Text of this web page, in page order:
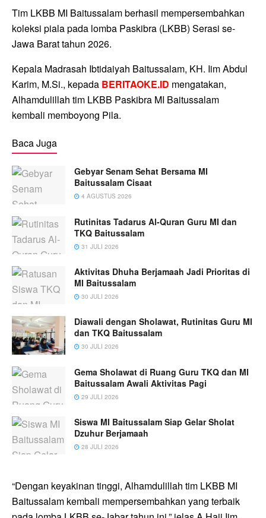
Tim LKBB MI Baitussalam berhasil mempersembahkan
koleksi piala pada lomba Paskibra (LKBB) Serasi se-
Jawa Barat tahun 2026.
Kepala Madrasah Ibtidaiyah Baitussalam, KH. Iim Abdul
Karim, M.Si., kepada BERITAOKE.ID mengatakan,
Alhamdulillah tim LKBB Paskibra MI Baitussalam
kembali memboyong Pila.
Baca Juga
Gebyar Senam Sehat Bersama MI
Baitussalam Cisaat
4 AGUSTUS 2026
Rutinitas Tadarus Al-Quran Guru MI dan
TKQ Baitussalam
31 JULI 2026
Aktivitas Dhuha Berjamaah Jadi Prioritas di
MI Baitussalam
30 JULI 2026
Diawali dengan Sholawat, Rutinitas Guru MI
dan TKQ Baitussalam
30 JULI 2026
Gema Sholawat di Ruang Guru TKQ dan MI
Baitussalam Awali Aktivitas Pagi
29 JULI 2026
Siswa MI Baitussalam Siap Gelar Sholat
Dzuhur Berjamaah
28 JULI 2026
“Dengan keyakinan tinggi, Alhamdulillah tim LKBB MI
Baitussalam kembali mempersembahkan yang terbaik